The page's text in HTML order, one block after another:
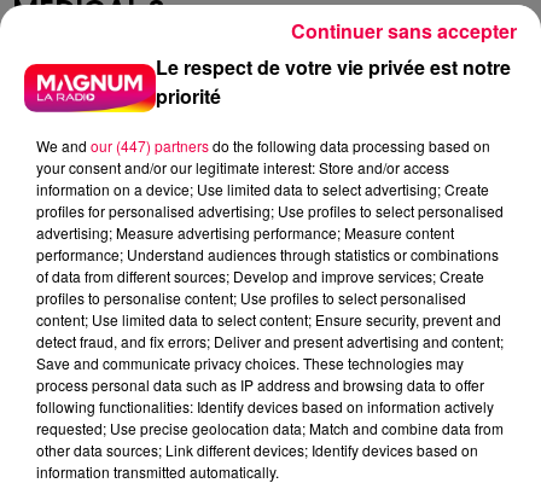
MÉDICAL ?
En cas de problème de santé, il est recommandé de
contacter en priorité votre médecin traitant ou son
remplaçant. D’autres structures de soins sans
rendez-vous peuvent également vous accueillir.
En cas de doute sur la gravité de votre état de santé, il
est impératif d’appeler le 15 avant de vous déplacer,
afin d’être orienté vers la solution la plus adaptée.
DERNIÈRES INFOS
Le respect de votre vie privée est notre
priorité
We and our (447) partnersdo the following data processing based on
your consent and/or our legitimate interest: Store and/or access
information on a device; Use limited data to select advertising; Create
profiles for personalised advertising; Use profiles to select personalised
advertising; Measure advertising performance; Measure content
performance; Understand audiences through statistics or combinations
of data from different sources; Develop and improve services; Create
profiles to personalise content; Use profiles to select personalised
content; Use limited data to select content; Ensure security, prevent and
detect fraud, and fix errors; Deliver and present advertising and content;
Save and communicate privacy choices. These technologies may
process personal data such as IP address and browsing data to offer
following functionalities: Identify devices based on information actively
requested; Use precise geolocation data; Match and combine data from
other data sources; Link different devices; Identify devices based on
information transmitted automatically.
Continuer sans accepter